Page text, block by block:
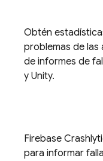
Obtén
problemas de
de informes de
y Unity.
Firebase
para informar